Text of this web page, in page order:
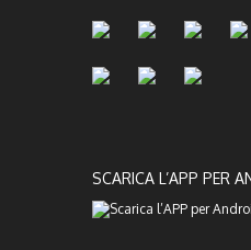
SCARICA L’APP PER